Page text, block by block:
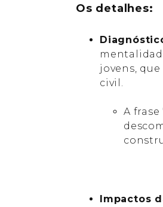
Os detalhes:
jovens,
civil.
A
Impactos